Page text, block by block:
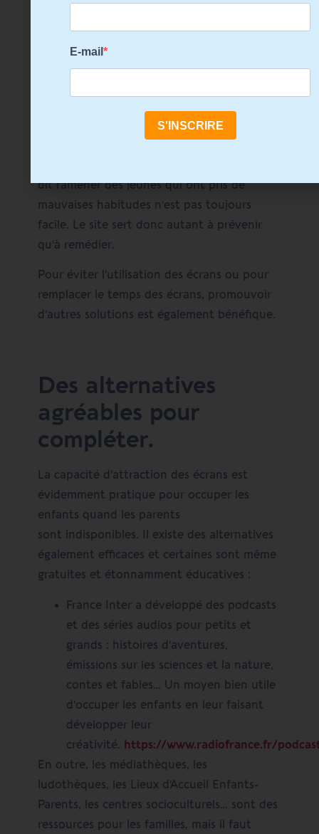
enfants, équipement en écran, utilisation…)
permet d’orienter les parents sur les mesures
contrôle parental. D’autres visent le
dit ramener des jeunes qui ont pris de
mauvaises habitudes n’est pas toujours
facile. Le site sert donc autant à prévenir
qu’à remédier.
Pour éviter l’utilisation des écrans ou pour
remplacer le temps des écrans, promouvoir
d’autres solutions est également bénéfique.
Des alternatives
agréables pour
compléter.
La capacité d’attraction des écrans est
évidemment pratique pour occuper les
enfants quand les parents
sont indisponibles. Il existe des alternatives
également efficaces et certaines sont même
gratuites et étonnamment éducatives :
France Inter a développé des podcasts
et des séries audios pour petits et
grands : histoires d’aventures,
émissions sur les sciences et la nature,
contes et fables… Un moyen bien utile
d’occuper les enfants en leur faisant
développer leur
créativité. https://www.radiofrance.fr/
En outre, les médiathèques, les
ludothèques, les Lieux d’Accueil Enfants-
Parents, les centres socioculturels… sont des
ressources pour les familles, mais il faut